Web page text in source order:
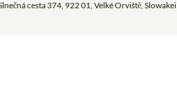
cesta 374, 922 01, Velké Orviště, Slowakei